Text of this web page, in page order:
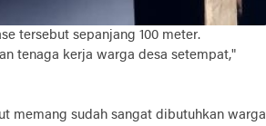
tersebut sepanjang 100 meter.
tenaga kerja warga desa setempat,"
memang sudah sangat dibutuhkan warga